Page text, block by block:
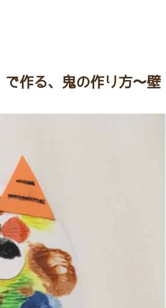
で作る、鬼の作り方〜壁